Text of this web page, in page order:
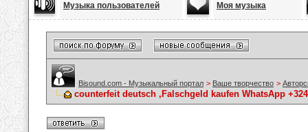
Музыка пользователей Моя музыка
Bisound.com - Музыкальный портал > Ваше творчество >
counterfeit deutsch ,Falschgeld kaufen WhatsApp